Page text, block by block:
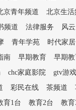
京青年频道
北京生活
频道 法律服务
风
青年学苑
时代家居
南 早期教育
早期
chc家庭影院
gtv游
彩民在线 茶频道
育1台 教育2台 教